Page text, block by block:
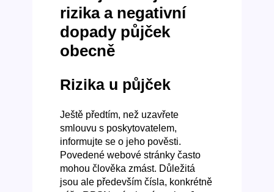
rizika a negativní
dopady půjček
obecně
Rizika u půjček
Ještě předtím, než uzavřete
smlouvu s poskytovatelem,
informujte se o jeho pověsti.
Povedené webové stránky často
mohou člověka zmást. Důležitá
jsou ale především čísla, konkrétně